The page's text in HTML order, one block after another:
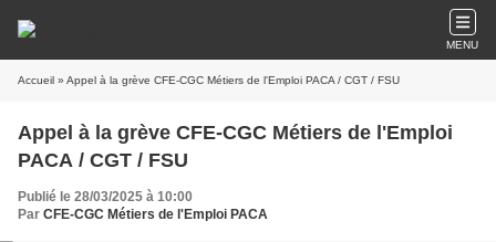
MENU
Accueil » Appel à la grève CFE-CGC Métiers de l'Emploi PACA / CGT / FSU
Appel à la grève CFE-CGC Métiers de l'Emploi
PACA / CGT / FSU
Publié le 28/03/2025 à 10:00
Par CFE-CGC Métiers de l'Emploi PACA